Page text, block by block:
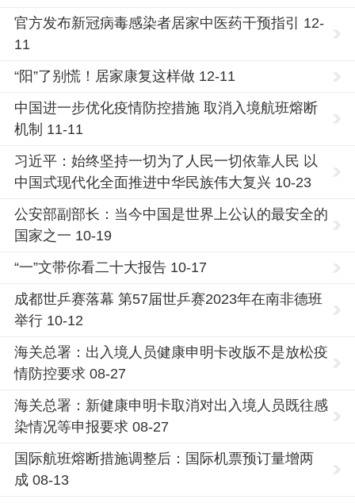
官方发布新冠病毒感染者居家中医药干预指引 12-
11
“阳”了别慌！居家康复这样做 12-11
中国进一步优化疫情防控措施 取消入境航班熔断
机制 11-11
习近平：始终坚持一切为了人民一切依靠人民 以
中国式现代化全面推进中华民族伟大复兴 10-23
公安部副部长：当今中国是世界上公认的最安全的
国家之一 10-19
“一”文带你看二十大报告 10-17
成都世乒赛落幕 第57届世乒赛2023年在南非德班
举行 10-12
海关总署：出入境人员健康申明卡改版不是放松疫
情防控要求 08-27
海关总署：新健康申明卡取消对出入境人员既往感
染情况等申报要求 08-27
国际航班熔断措施调整后：国际机票预订量增两
成 08-13